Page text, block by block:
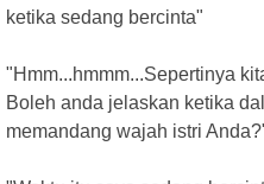
ketika sedang bercinta"
"Hmm...hmmm...Sepertinya
Boleh anda jelaskan ketika
memandang wajah istri